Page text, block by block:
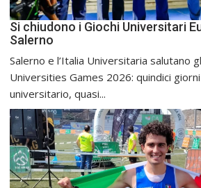
Si chiudono i Giochi Universitari
Salerno
Salerno e l’Italia Universitaria salutano
Universities Games 2026: quindici
universitario, quasi...